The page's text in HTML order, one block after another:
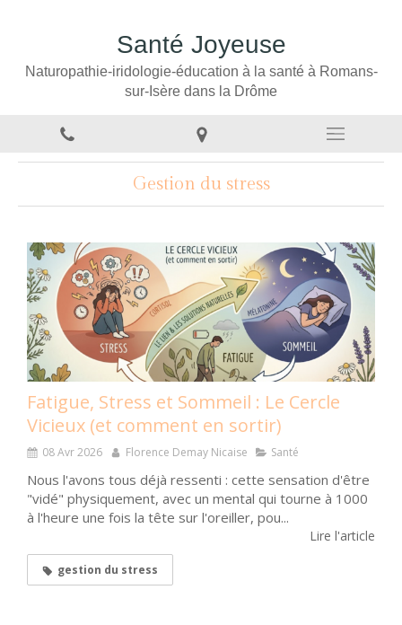
Santé Joyeuse
Naturopathie-iridologie-éducation à la santé à Romans-
sur-Isère dans la Drôme
Gestion du stress
Fatigue, Stress et Sommeil : Le Cercle
Vicieux (et comment en sortir)
08 Avr 2026 Florence Demay Nicaise Santé
Nous l'avons tous déjà ressenti : cette sensation d'être
"vidé" physiquement, avec un mental qui tourne à 1000
à l'heure une fois la tête sur l'oreiller, pou...
Lire l'article
gestion du stress